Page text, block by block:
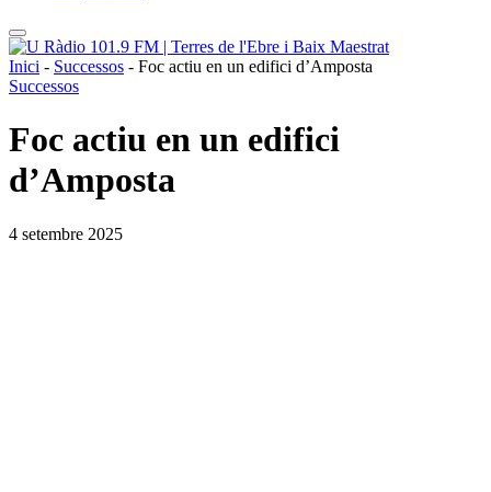
Inici - Successos - Foc actiu en un edifici d’Amposta
Successos
Foc actiu en un edifici
d’Amposta
4 setembre 2025